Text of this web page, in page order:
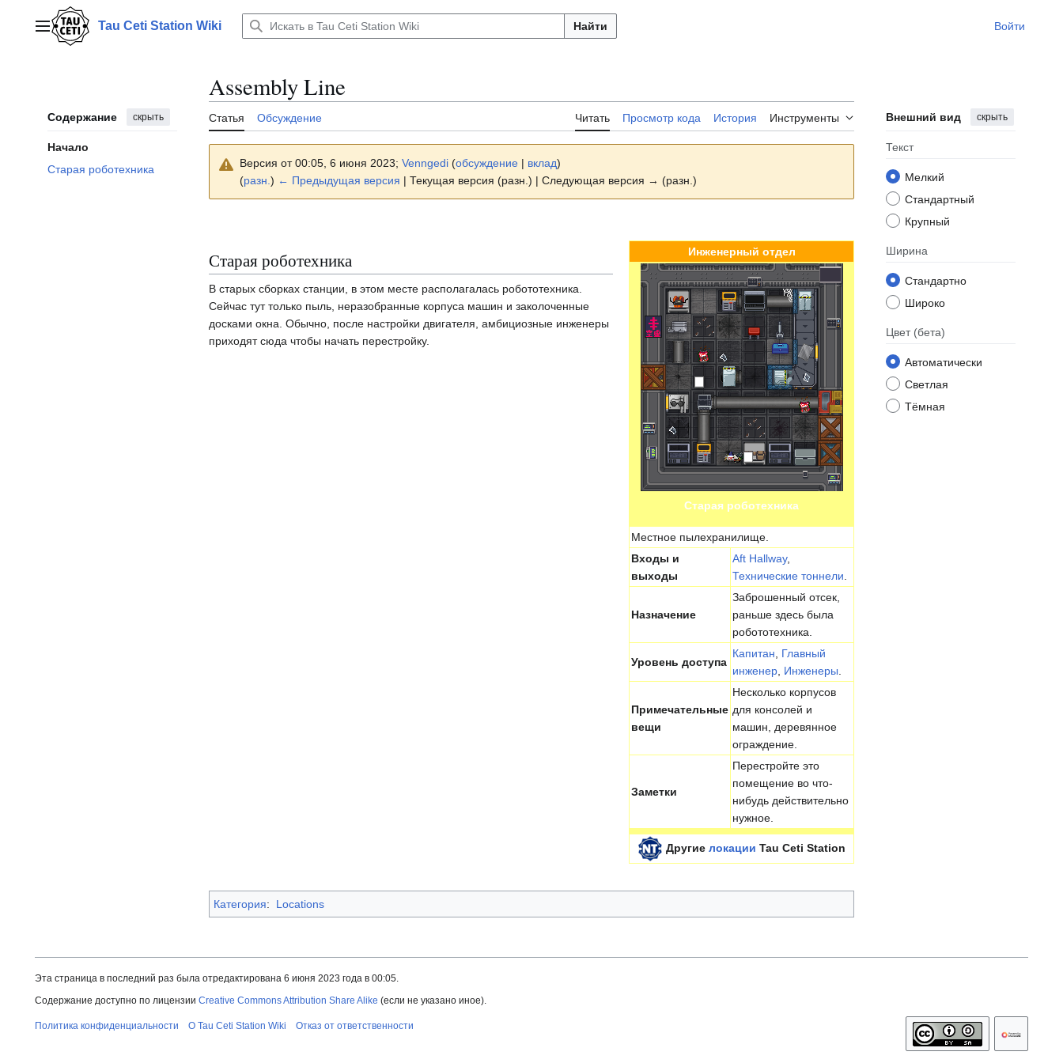
содержаниюГлавное менюTau Ceti Station Wiki Найти Войти
Содержание скрыть
Начало
Старая роботехника
Assembly Line
Статья Обсуждение Читать Просмотр кода История Инструменты Внешний вид скрыть
Текст
Мелкий
Стандартный
Крупный
Ширина
Стандартно
Широко
Цвет (бета)
Автоматически
Светлая
Тёмная
Версия от 00:05, 6 июня 2023; Venngedi (обсуждение | вклад)
(разн. ) ← Предыдущая версия | Текущая версия (разн.) | Следующая версия → (разн.)
Инженерный отдел
Старая роботехника
Местное пылехранилище.
Входы и
выходы
Aft Hallway,
Технические тоннели
Назначение
Заброшенный отсек,
раньше здесь была
робототехника.
Уровень доступа
Капитан
Главный
инженер Инженеры
Примечательные
вещи
Несколько корпусов
для консолей и
машин, деревянное
ограждение.
Заметки
Перестройте это
помещение во что-
нибудь действительно
нужное.
Другие локации Tau Ceti Station
Старая роботехника
В старых сборках станции, в этом месте располагалась робототехника.
Сейчас тут только пыль, неразобранные корпуса машин и заколоченные
досками окна. Обычно, после настройки двигателя, амбициозные инженеры
приходят сюда чтобы начать перестройку.
Категория: Locations
Эта страница в последний раз была отредактирована 6 июня 2023 года в 00:05.
Содержание доступно по лицензии Creative Commons Attribution Share Alike (если не указано иное).
Политика конфиденциальности О Tau Ceti Station Wiki Отказ от ответственности